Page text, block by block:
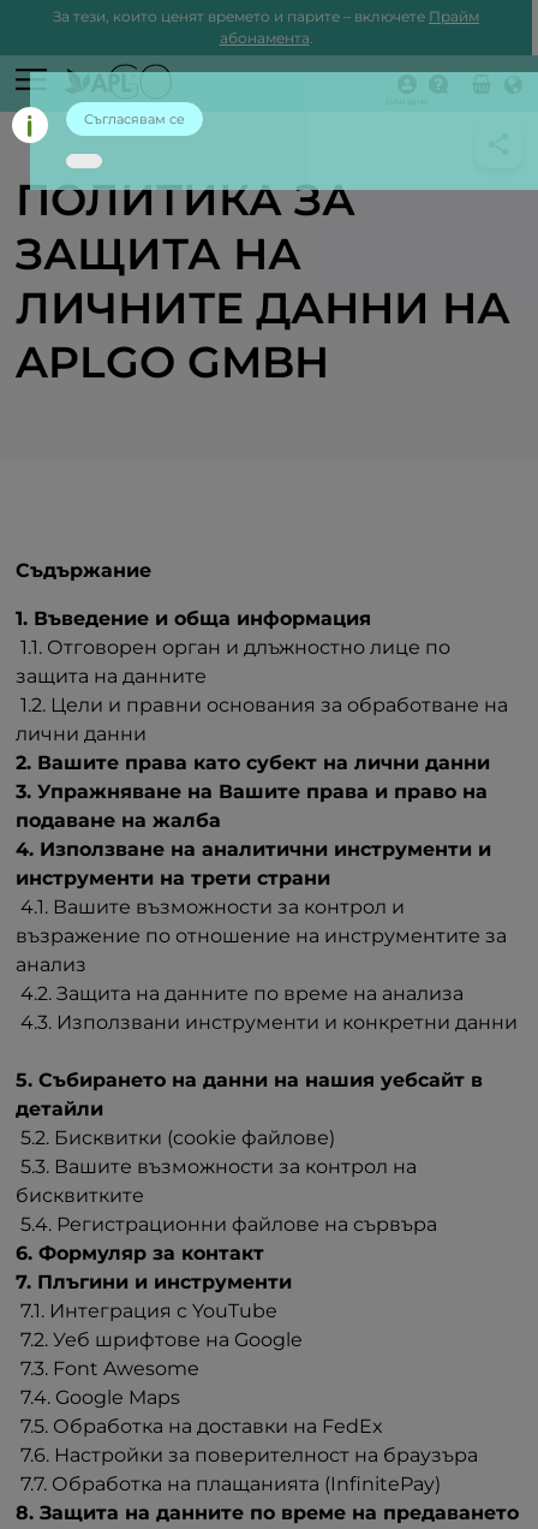
За тези, които ценят времето и парите – включете Прайм
абонамента.
ПОЛИТИКА ЗА
ЗАЩИТА НА
ЛИЧНИТЕ ДАННИ НА
APLGO GMBH
Съдържание
1. Въведение и обща информация
1.1. Отговорен орган и длъжностно лице по
защита на данните
1.2. Цели и правни основания за обработване на
лични данни
2. Вашите права като субект на лични данни
3. Упражняване на Вашите права и право на
подаване на жалба
4. Използване на аналитични инструменти и
инструменти на трети страни
4.1. Вашите възможности за контрол и
възражение по отношение на инструментите за
анализ
4.2. Защита на данните по време на анализа
4.3. Използвани инструменти и конкретни данни
5. Събирането на данни на нашия уебсайт в
детайли
5.2. Бисквитки (cookie файлове)
5.3. Вашите възможности за контрол на
бисквитките
5.4. Регистрационни файлове на сървъра
6. Формуляр за контакт
7. Плъгини и инструменти
7.1. Интеграция с YouTube
7.2. Уеб шрифтове на Google
7.3. Font Awesome
7.4. Google Maps
7.5. Обработка на доставки на FedEx
7.6. Настройки за поверителност на браузъра
7.7. Обработка на плащанията (InfinitePay)
8. Защита на данните по време на предаването
Съгласявам се